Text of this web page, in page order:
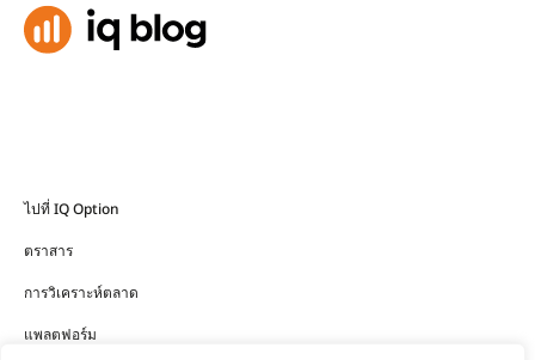
ไปที่ IQ Option
ตราสาร
การวิเคราะห์ตลาด
แพลตฟอร์ม